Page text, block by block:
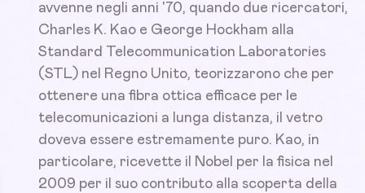
avvenne negli anni '70, quando due ricercatori,
Charles K. Kao e George Hockham alla
Standard Telecommunication Laboratories
(STL) nel Regno Unito, teorizzarono che per
ottenere una fibra ottica efficace per le
telecomunicazioni a lunga distanza, il vetro
doveva essere estremamente puro. Kao, in
particolare, ricevette il Nobel per la fisica nel
2009 per il suo contributo alla scoperta della